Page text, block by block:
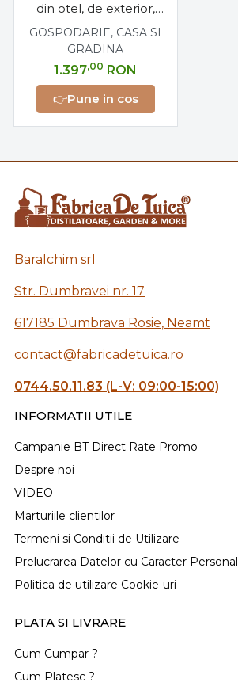
din otel, de exterior,
partial acoperit, 1.2 x
2.4 x 1.5 metri
GOSPODARIE, CASA SI
GRADINA
1.397,00 RON
👉Pune in cos
Baralchim srl
Str. Dumbravei nr. 17
617185 Dumbrava Rosie, Neamt
contact@fabricadetuica.ro
0744.50.11.83 (L-V: 09:00-15:00)
INFORMATII UTILE
Campanie BT Direct Rate Promo
Despre noi
VIDEO
Marturiile clientilor
Termeni si Conditii de Utilizare
Prelucrarea Datelor cu Caracter Personal
Politica de utilizare Cookie-uri
PLATA SI LIVRARE
Cum Cumpar ?
Cum Platesc ?